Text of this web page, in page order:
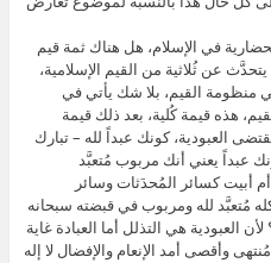
في الإسلام، هل هناك ثمة قيم
عن ثُلاثية من القيم الإسلامية،
منظومة القيم، بلا شك يأتي في
هذه قيمة كُلية، بعد ذلك قيمة
العبودية، كونك عبداً لله – تبارك
عبداً يعني أنك مربوب مُتعبَّد
أبيت كسائر المُحدَثات وسائر
مُتعبَّد لله ومربوب في قبضته سبحانه
العبودية هي التذلل أما العبادة غاية
وأقصى أمد الإنعام والإفضال لا إله